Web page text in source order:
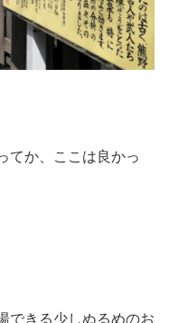
てか、ここは良かっ
できる少しぬるめのお